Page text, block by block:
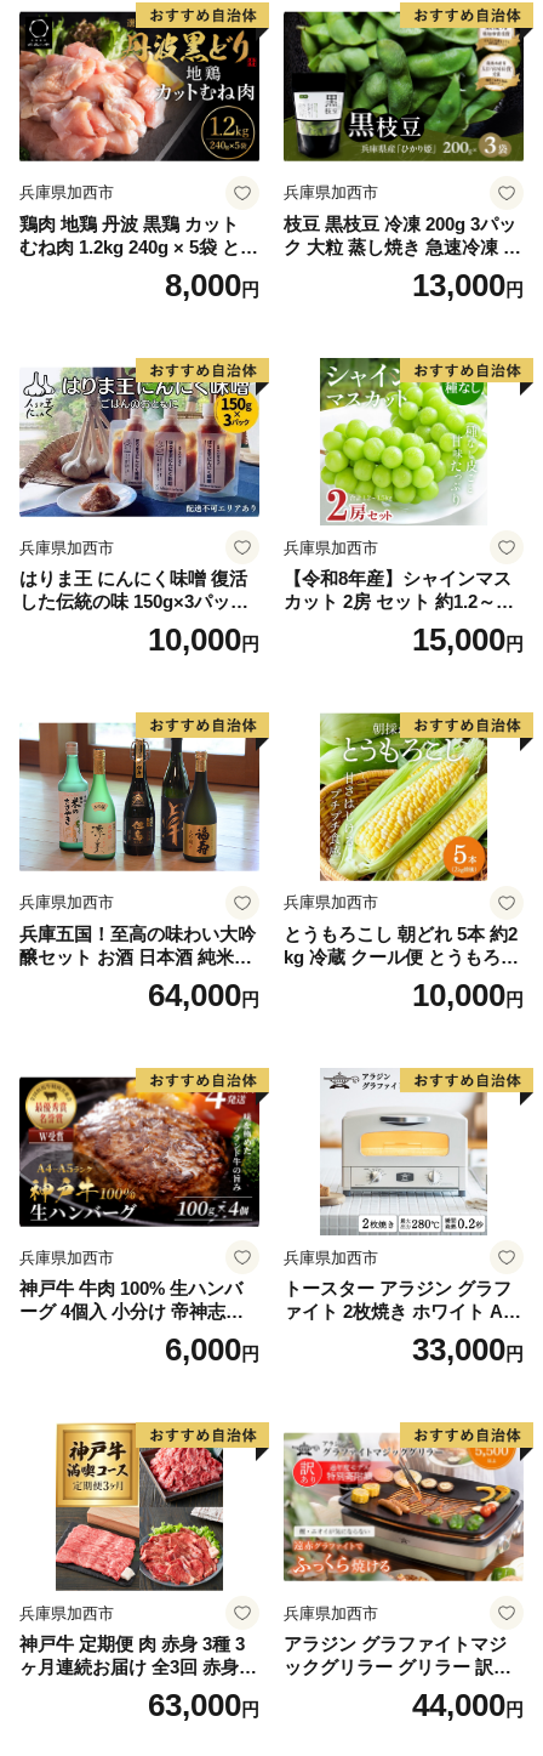
兵庫県加西市
鶏肉 地鶏 丹波 黒鶏 カット
むね肉 1.2kg 240g × 5袋 とり
肉 鶏 肉 お肉 鶏むね肉 鳥む
ね チキン むね ブランド鶏 小
アウトドア BBQ ヘルシー 健
康
8,000円
兵庫県加西市
枝豆 黒枝豆 冷凍 200g 3パッ
ク 大粒 蒸し焼き 急速冷凍 ひ
かり姫 野菜 兵庫県産 極上 お
つまみ 時短 料理済み 冷凍野
分け 国産 冷凍配送
13,000円
兵庫県加西市
はりま王 にんにく味噌 復活
した伝統の味 150g×3パック[
にんにく 味噌 調味料 ご飯の
おとも 野菜 餃子 焼肉 ] 味付
10,000円
兵庫県加西市
【令和8年産】シャインマス
カット 2房 セット 約1.2～1.5
kg ぶどう 葡萄 ブドウ マスカ
ット 種なし 高級ぶどう フル
15,000円
兵庫県加西市
兵庫五国！至高の味わい大吟
醸セット お酒 日本酒 純米大
64,000円
兵庫県加西市
とうもろこし 朝どれ 5本 約2
kg 冷蔵 クール便 とうもろこ
し 季節の野菜 旬の野菜 新鮮
トウモロコシ 農家直送 夏野
10,000円
兵庫県加西市
神戸牛 牛肉 100% 生ハンバ
ーグ 4個入 小分け 帝神志方
国産 和牛 冷凍 黒毛和牛 グル
メ 肉汁 ハンバーグ 神戸ビー
6,000円
兵庫県加西市
トースター アラジン グラフ
ァイト 2枚焼き ホワイト AE
T-GS13CW 白 速熱 おしゃれ
インテリア キッチン 家電 兵
トヒーター 速暖 パン焼き タ
イマー付き 温め
33,000円
兵庫県加西市
神戸牛 定期便 肉 赤身 3種 3
ヶ月連続お届け 全3回 赤身
切り落とし 焼肉 すき焼き肉
3ヵ月 定期便 お肉 牛肉 和牛
63,000円
兵庫県加西市
アラジン グラファイトマジ
ックグリラー グリラー 訳あ
り 特別寄附額 Plus AMG-G1
300A グリーン 調理家電 ホッ
44,000円